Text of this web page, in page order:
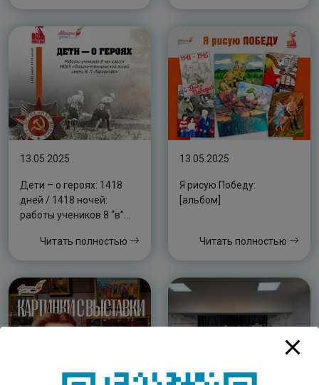
таҕыста
13.05.2025
Дети – о героях: 1418
дней / 1418 ночей:
работы учеников 8 “в”
технический лицей
имени В. П. Ларионова”
Читать полностью
13.05.2025
Я рисую Победу:
[альбом]
Читать полностью